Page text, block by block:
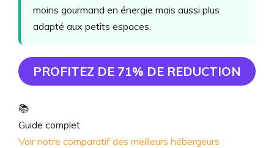
moins gourmand en énergie mais aussi plus
adapté aux petits espaces.
PROFITEZ DE 71% DE REDUCTION
📚
Guide complet
Voir notre comparatif des meilleurs hébergeurs